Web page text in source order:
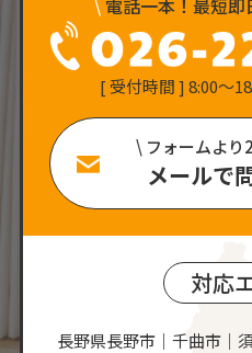
[ 受付時間 ] 8:00〜
\ フォームより
メールで
対応
長野県長野市｜千曲市｜